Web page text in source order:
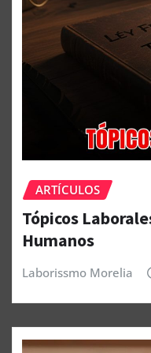
ARTÍCULOS
Tópicos
Humanos
Laborissmo Morelia